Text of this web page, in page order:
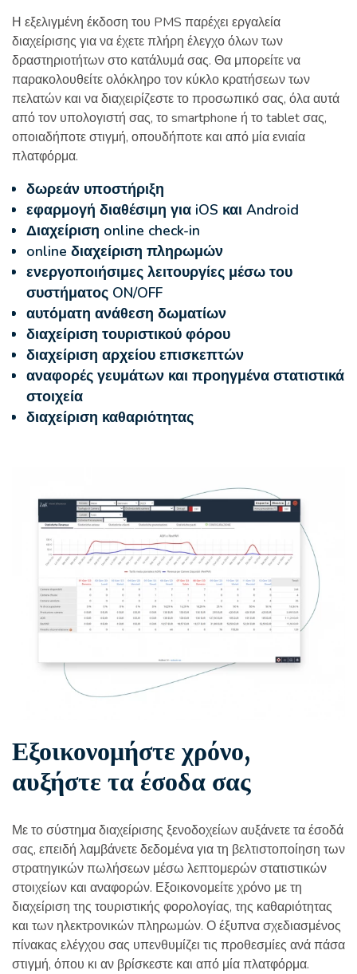
Η εξελιγμένη έκδοση του PMS παρέχει εργαλεία
διαχείρισης για να έχετε πλήρη έλεγχο όλων των
δραστηριοτήτων στο κατάλυμά σας. Θα μπορείτε να
παρακολουθείτε ολόκληρο τον κύκλο κρατήσεων των
πελατών και να διαχειρίζεστε το προσωπικό σας, όλα αυτά
από τον υπολογιστή σας, το smartphone ή το tablet σας,
οποιαδήποτε στιγμή, οπουδήποτε και από μία ενιαία
πλατφόρμα.
δωρεάν υποστήριξη
εφαρμογή διαθέσιμη για iOS και Android
Διαχείριση online check-in
online διαχείριση πληρωμών
ενεργοποιήσιμες λειτουργίες μέσω του
συστήματος ON/OFF
αυτόματη ανάθεση δωματίων
διαχείριση τουριστικού φόρου
διαχείριση αρχείου επισκεπτών
αναφορές γευμάτων και προηγμένα στατιστικά
στοιχεία
διαχείριση καθαριότητας
Εξοικονομήστε χρόνο,
αυξήστε τα έσοδα σας
Με το σύστημα διαχείρισης ξενοδοχείων αυξάνετε τα έσοδά
σας, επειδή λαμβάνετε δεδομένα για τη βελτιστοποίηση των
στρατηγικών πωλήσεων μέσω λεπτομερών στατιστικών
στοιχείων και αναφορών. Εξοικονομείτε χρόνο με τη
διαχείριση της τουριστικής φορολογίας, της καθαριότητας
και των ηλεκτρονικών πληρωμών. Ο έξυπνα σχεδιασμένος
πίνακας ελέγχου σας υπενθυμίζει τις προθεσμίες ανά πάσα
στιγμή, όπου κι αν βρίσκεστε και από μία πλατφόρμα.